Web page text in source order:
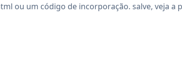
ou um código de incorporação. salve, veja a